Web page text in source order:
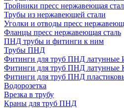
Тройники пресс нержавеющая
Трубы из нержавеющей стали
Уголки и отводы пресс
Фланцы пресс нержавеющая сталь
ПНД трубы и фитинги к ним
Трубы ПНД
Фитинги для труб ПНД латунные
Фитинги для труб ПНД латунные
Фитинги для труб ПНД
Водорозетка
Врезка в трубу
Краны для труб ПНД